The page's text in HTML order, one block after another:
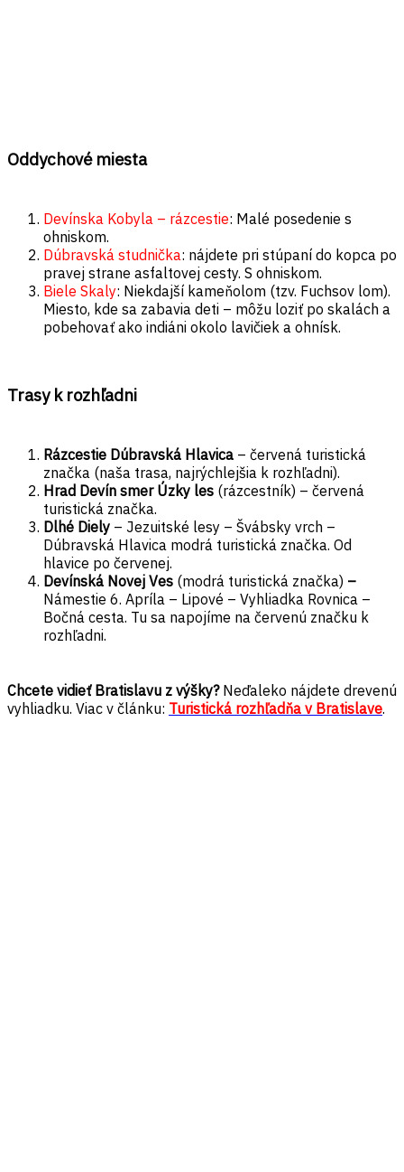
Oddychové miesta
Devínska Kobyla – rázcestie: Malé posedenie s
ohniskom.
Dúbravská studnička: nájdete pri stúpaní do kopca po
pravej strane asfaltovej cesty. S ohniskom.
Biele Skaly: Niekdajší kameňolom (tzv. Fuchsov lom).
Miesto, kde sa zabavia deti – môžu loziť po skalách a
pobehovať ako indiáni okolo lavičiek a ohnísk.
Trasy k rozhľadni
Rázcestie Dúbravská Hlavica – červená turistická
značka (naša trasa, najrýchlejšia k rozhľadni).
Hrad Devín smer Úzky les (rázcestník) – červená
turistická značka.
Dlhé Diely – Jezuitské lesy – Švábsky vrch –
Dúbravská Hlavica modrá turistická značka. Od
hlavice po červenej.
Devínská Novej Ves (modrá turistická značka) –
Námestie 6. Apríla – Lipové – Vyhliadka Rovnica –
Bočná cesta. Tu sa napojíme na červenú značku k
rozhľadni.
Chcete vidieť Bratislavu z výšky?Neďaleko nájdete drevenú
vyhliadku. Viac v článku: Turistická rozhľadňa v Bratislave.